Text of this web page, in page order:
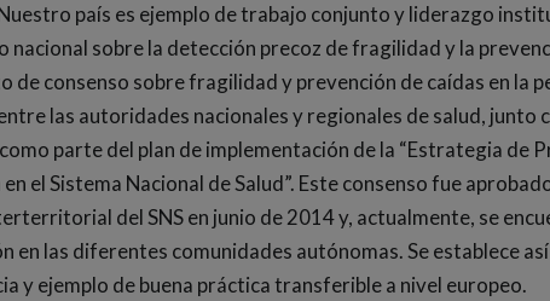
país es ejemplo de trabajo conjunto y liderazgo
nacional sobre la detección precoz de fragilidad y la
de consenso sobre fragilidad y prevención de caídas en la
las autoridades nacionales y regionales de salud, junto
parte del plan de implementación de la “Estrategia de
el Sistema Nacional de Salud”. Este consenso fue
del SNS en junio de 2014 y, actualmente, se
en las diferentes comunidades autónomas. Se establece
y ejemplo de buena práctica transferible a nivel europeo.